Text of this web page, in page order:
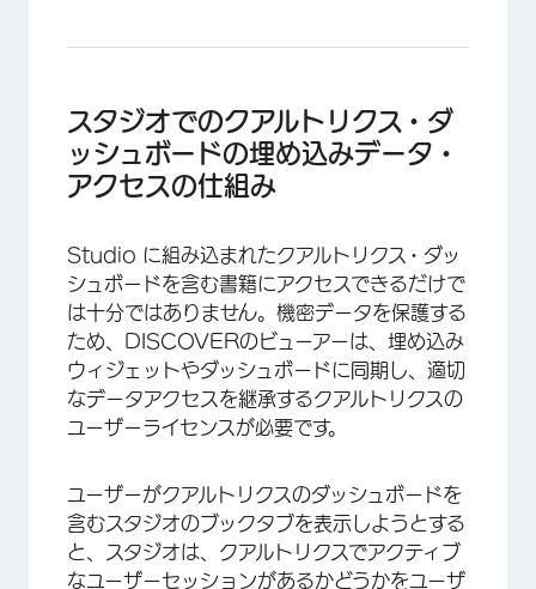
×
×
スタジオでのクアルトリクス・ダ
ッシュボードの埋め込みデータ・
アクセスの仕組み
Studio に組み込まれたクアルトリクス・ダッ
シュボードを含む書籍にアクセスできるだけで
は十分ではありません。機密データを保護する
ため、DISCOVERのビューアーは、埋め込み
ウィジェットやダッシュボードに同期し、適切
なデータアクセスを継承するクアルトリクスの
ユーザーライセンスが必要です。
ユーザーがクアルトリクスのダッシュボードを
含むスタジオのブックタブを表示しようとする
と、スタジオは、クアルトリクスでアクティブ
なユーザーセッションがあるかどうかをユーザ